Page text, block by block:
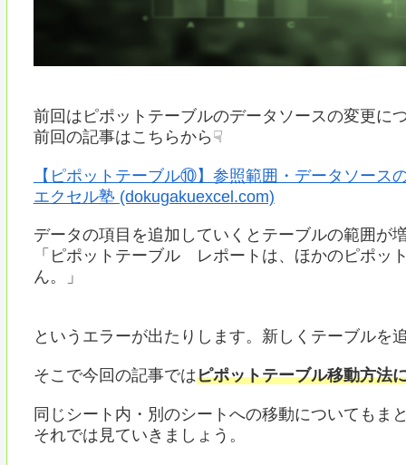
前回はピポットテーブルのデータソースの変更に
前回の記事はこちらから☟
【ピポットテーブル⑩】参照範囲・データソー
エクセル塾 (dokugakuexcel.com)
データの項目を追加していくとテーブルの範囲が
「ピポットテーブル レポートは、ほかのピポ
ん。」
というエラーが出たりします。新しくテーブルを
そこで今回の記事ではピポットテーブル移動方法
同じシート内・別のシートへの移動についてもま
それでは見ていきましょう。